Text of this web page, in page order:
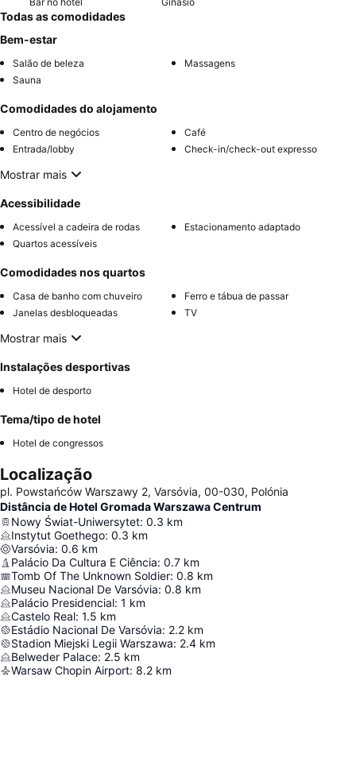
Todas as comodidades
Bem-estar
Salão de beleza
Massagens
Sauna
Comodidades do alojamento
Centro de negócios
Café
Entrada/lobby
Check-in/check-out expresso
Mostrar mais
Acessibilidade
Acessível a cadeira de rodas
Estacionamento adaptado
Quartos acessíveis
Comodidades nos quartos
Casa de banho com chuveiro
Ferro e tábua de passar
Janelas desbloqueadas
TV
Mostrar mais
Instalações desportivas
Hotel de desporto
Tema/tipo de hotel
Hotel de congressos
Localização
pl. Powstańców Warszawy 2, Varsóvia, 00-030, Polónia
Distância de Hotel Gromada Warszawa Centrum
Nowy Świat-Uniwersytet: 0.3 km
Instytut Goethego: 0.3 km
Varsóvia: 0.6 km
Palácio Da Cultura E Ciência: 0.7 km
Tomb Of The Unknown Soldier: 0.8 km
Museu Nacional De Varsóvia: 0.8 km
Palácio Presidencial: 1 km
Castelo Real: 1.5 km
Estádio Nacional De Varsóvia: 2.2 km
Stadion Miejski Legii Warszawa: 2.4 km
Belweder Palace: 2.5 km
Warsaw Chopin Airport: 8.2 km